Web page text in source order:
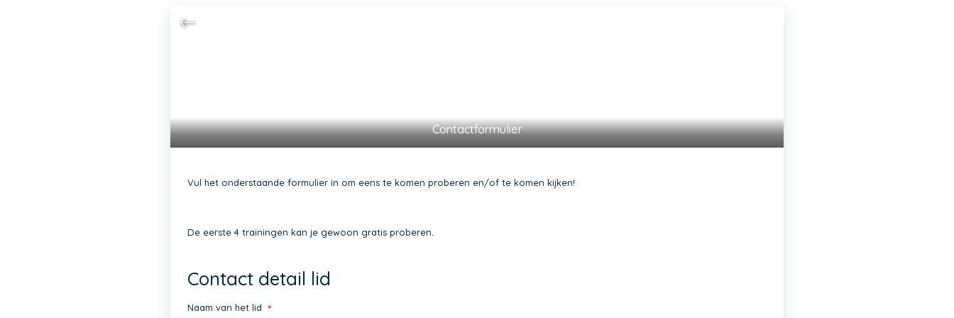
Contactformulier
Vul het onderstaande formulier in om eens te komen proberen en/of te komen kijken!
De eerste 4 trainingen kan je gewoon gratis proberen.
Contact detail lid
Naam van het lid *